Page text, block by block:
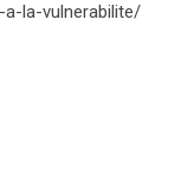
la-vulnerabilite/